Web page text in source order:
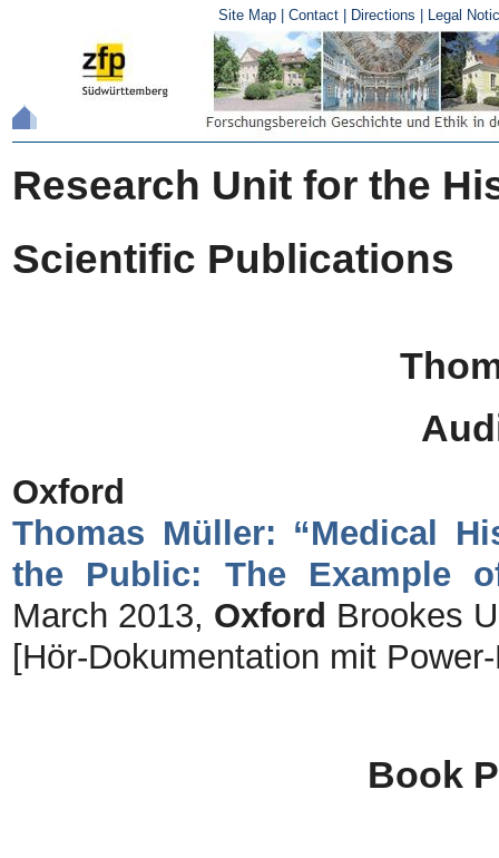
Site Map| Contact| Directions Legal
Research Unit for the
Scientific Publications
Oxford
Thomas Müller: “Medical
the Public: The Example
March 2013, Oxford Brookes
[Hör-Dokumentation mit
Book